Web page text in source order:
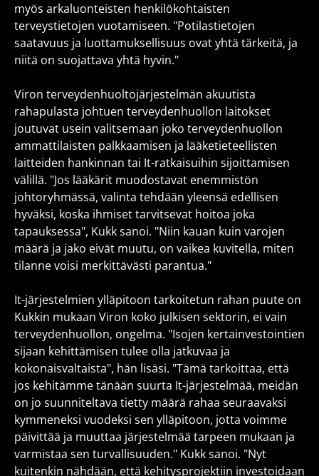
myös arkaluonteisten henkilökohtaisten
terveystietojen vuotamiseen. "Potilastietojen
saatavuus ja luottamuksellisuus ovat yhtä tärkeitä, ja
niitä on suojattava yhtä hyvin."
Viron terveydenhuoltojärjestelmän akuutista
rahapulasta johtuen terveydenhuollon laitokset
joutuvat usein valitsemaan joko terveydenhuollon
ammattilaisten palkkaamisen ja lääketieteellisten
laitteiden hankinnan tai It-ratkaisuihin sijoittamisen
välillä. "Jos lääkärit muodostavat enemmistön
johtoryhmässä, valinta tehdään yleensä edellisen
hyväksi, koska ihmiset tarvitsevat hoitoa joka
tapauksessa", Kukk sanoi. "Niin kauan kuin varojen
määrä ja jako eivät muutu, on vaikea kuvitella, miten
tilanne voisi merkittävästi parantua."
It-järjestelmien ylläpitoon tarkoitetun rahan puute on
Kukkin mukaan Viron koko julkisen sektorin, ei vain
terveydenhuollon, ongelma. "Isojen kertainvestointien
sijaan kehittämisen tulee olla jatkuvaa ja
kokonaisvaltaista", hän lisäsi. "Tämä tarkoittaa, että
jos kehitämme tänään suurta It-järjestelmää, meidän
on jo suunniteltava tietty määrä rahaa seuraavaksi
kymmeneksi vuodeksi sen ylläpitoon, jotta voimme
päivittää ja muuttaa järjestelmää tarpeen mukaan ja
varmistaa sen turvallisuuden." Kukk sanoi. "Nyt
kuitenkin nähdään, että kehitysprojektiin investoidaan